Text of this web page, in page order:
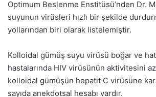
Optimum Beslenme Enstitüsü’nden Dr.
suyunun virüsleri hızlı bir şekilde
yollarından biri olarak listelemiştir.
Kolloidal gümüş suyu virüsü boğar ve
hastalarında HIV virüsünün aktivitesini
kolloidal gümüşün hepatit C virüsüne
sayıda anekdotsal hesabı vardır.